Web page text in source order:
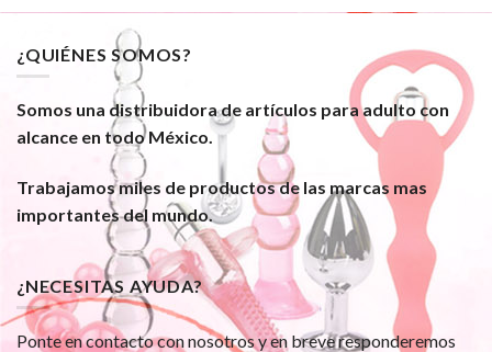
¿QUIÉNES SOMOS?
Somos una distribuidora de artículos para adulto con
alcance en todo México.
Trabajamos miles de productos de las marcas mas
importantes del mundo.
¿NECESITAS AYUDA?
Ponte en contacto con nosotros y en breve responderemos